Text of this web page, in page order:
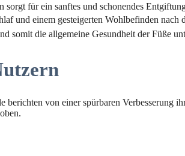
für ein sanftes und schonendes
und einem gesteigerten Wohlbefinden nach
somit die allgemeine Gesundheit der Füße
von einer spürbaren Verbesserung